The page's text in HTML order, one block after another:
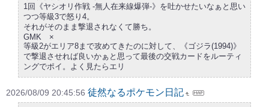
1回《ヤシオリ作戦 -無人在来線爆弾-》を吐かせたいなぁと思い
つつ等級3で怒り4。
それがそのまま撃退されなくて勝ち。
GMK ×
等級2がエリア8まで攻めてきたのに対して、《ゴジラ(1994)》
で撃退させれば良いかぁと思って最後の交戦カードをルーティ
ングでポイ。よく見たらエリ
2026/08/09 20:45:56 徒然なるポケモン日記